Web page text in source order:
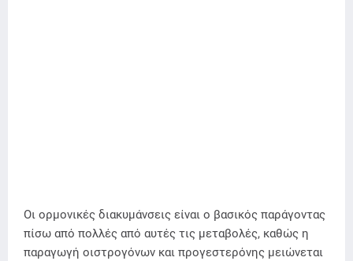
Οι ορμονικές διακυμάνσεις είναι ο βασικός παράγοντας
πίσω από πολλές από αυτές τις μεταβολές, καθώς η
παραγωγή οιστρογόνων και προγεστερόνης μειώνεται